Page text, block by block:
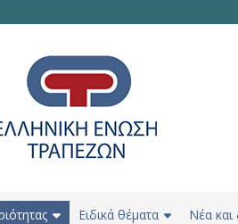
Ειδικά θέματα Νέα και